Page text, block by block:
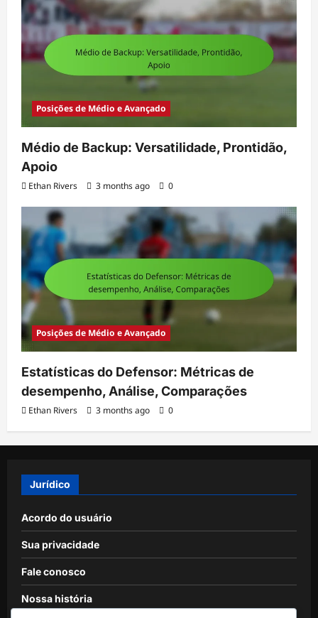
Posições de Médio e Avançado
Médio de Backup: Versatilidade, Prontidão,
Apoio
Ethan Rivers 3 months ago 0
Posições de Médio e Avançado
Estatísticas do Defensor: Métricas de
desempenho, Análise, Comparações
Ethan Rivers 3 months ago 0
Jurídico
Acordo do usuário
Sua privacidade
Fale conosco
Nossa história